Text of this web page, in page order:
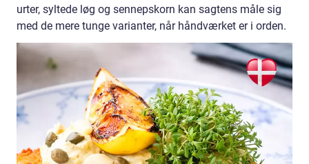
urter, syltede løg og sennepskorn kan sagtens måle sig
med de mere tunge varianter, når håndværket er i orden.